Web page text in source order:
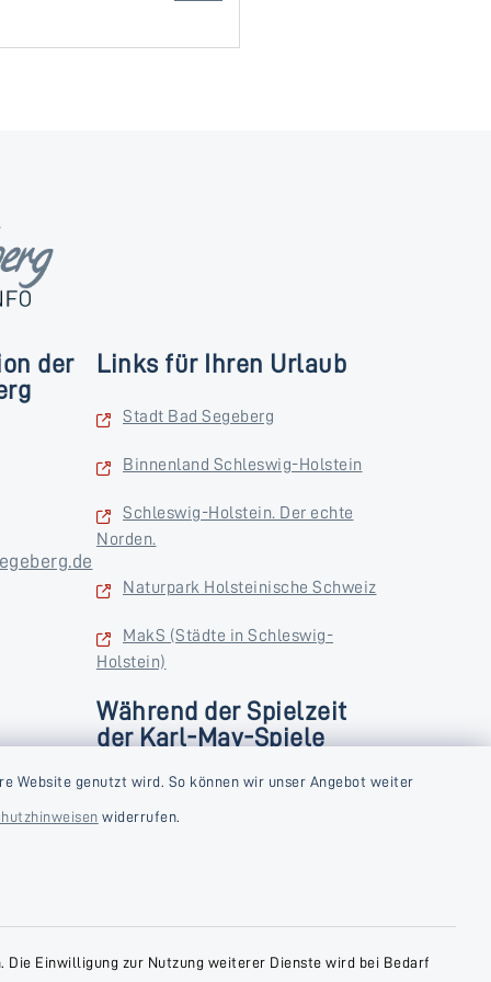
Website genutzt wird. So können wir unser Angebot weiter
widerrufen.
Einwilligung zur Nutzung weiterer Dienste wird bei Bedarf
der
Links für Ihren Urlaub
Stadt Bad Segeberg
Binnenland Schleswig-Holstein
Schleswig-Holstein. Der echte
Norden.
Naturpark Holsteinische Schweiz
MakS (Städte in Schleswig-
Holstein)
Während der Spielzeit
der Karl-May-Spiele
Donnerstag und Freitag